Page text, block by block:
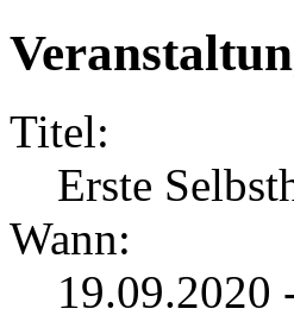
Titel:
Erste
Wann:
19.09.2020